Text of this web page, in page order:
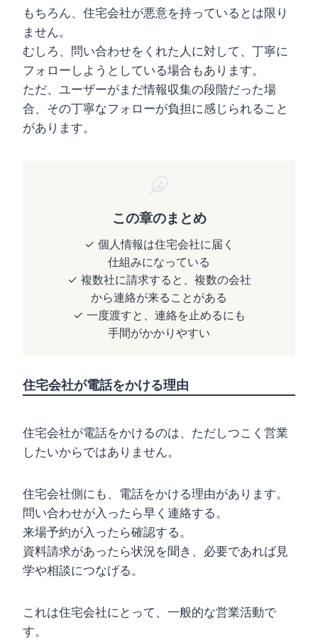
もちろん、住宅会社が悪意を持っているとは限り
ません。
むしろ、問い合わせをくれた人に対して、丁寧に
フォローしようとしている場合もあります。
ただ、ユーザーがまだ情報収集の段階だった場
合、その丁寧なフォローが負担に感じられること
があります。
この章のまとめ
✓ 個人情報は住宅会社に届く
仕組みになっている
✓ 複数社に請求すると、複数の会社
から連絡が来ることがある
✓ 一度渡すと、連絡を止めるにも
手間がかかりやすい
住宅会社が電話をかける理由
住宅会社が電話をかけるのは、ただしつこく営業
したいからではありません。
住宅会社側にも、電話をかける理由があります。
問い合わせが入ったら早く連絡する。
来場予約が入ったら確認する。
資料請求があったら状況を聞き、必要であれば見
学や相談につなげる。
これは住宅会社にとって、一般的な営業活動で
す。